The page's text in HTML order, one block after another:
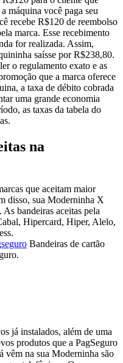
máquina você paga seu
recebe R$120 de reembolso
marca. Esse recebimento
for realizada. Assim,
saísse por R$238,80.
o regulamento exato e as
que a marca oferece
a taxa de débito cobrada
uma grande economia
as taxas da tabela do
na
que aceitam maior
disso, sua Moderninha X
bandeiras aceitas pela
Hipercard, Hiper, Alelo,
Bandeiras de cartão
já instalados, além de uma
produtos que a PagSeguro
vêm na sua Moderninha são